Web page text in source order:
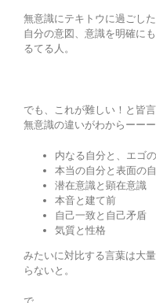
無意識にテキトウに過ごし
自分の意図、意識を明確に
るてる人。
でも、これが難しい！と皆
無意識の違いがわからーーー
内なる自分と、エゴ
本当の自分と表面の
潜在意識と顕在意識
本音と建て前
自己一致と自己矛盾
気質と性格
みたいに対比する言葉は大
らないと。